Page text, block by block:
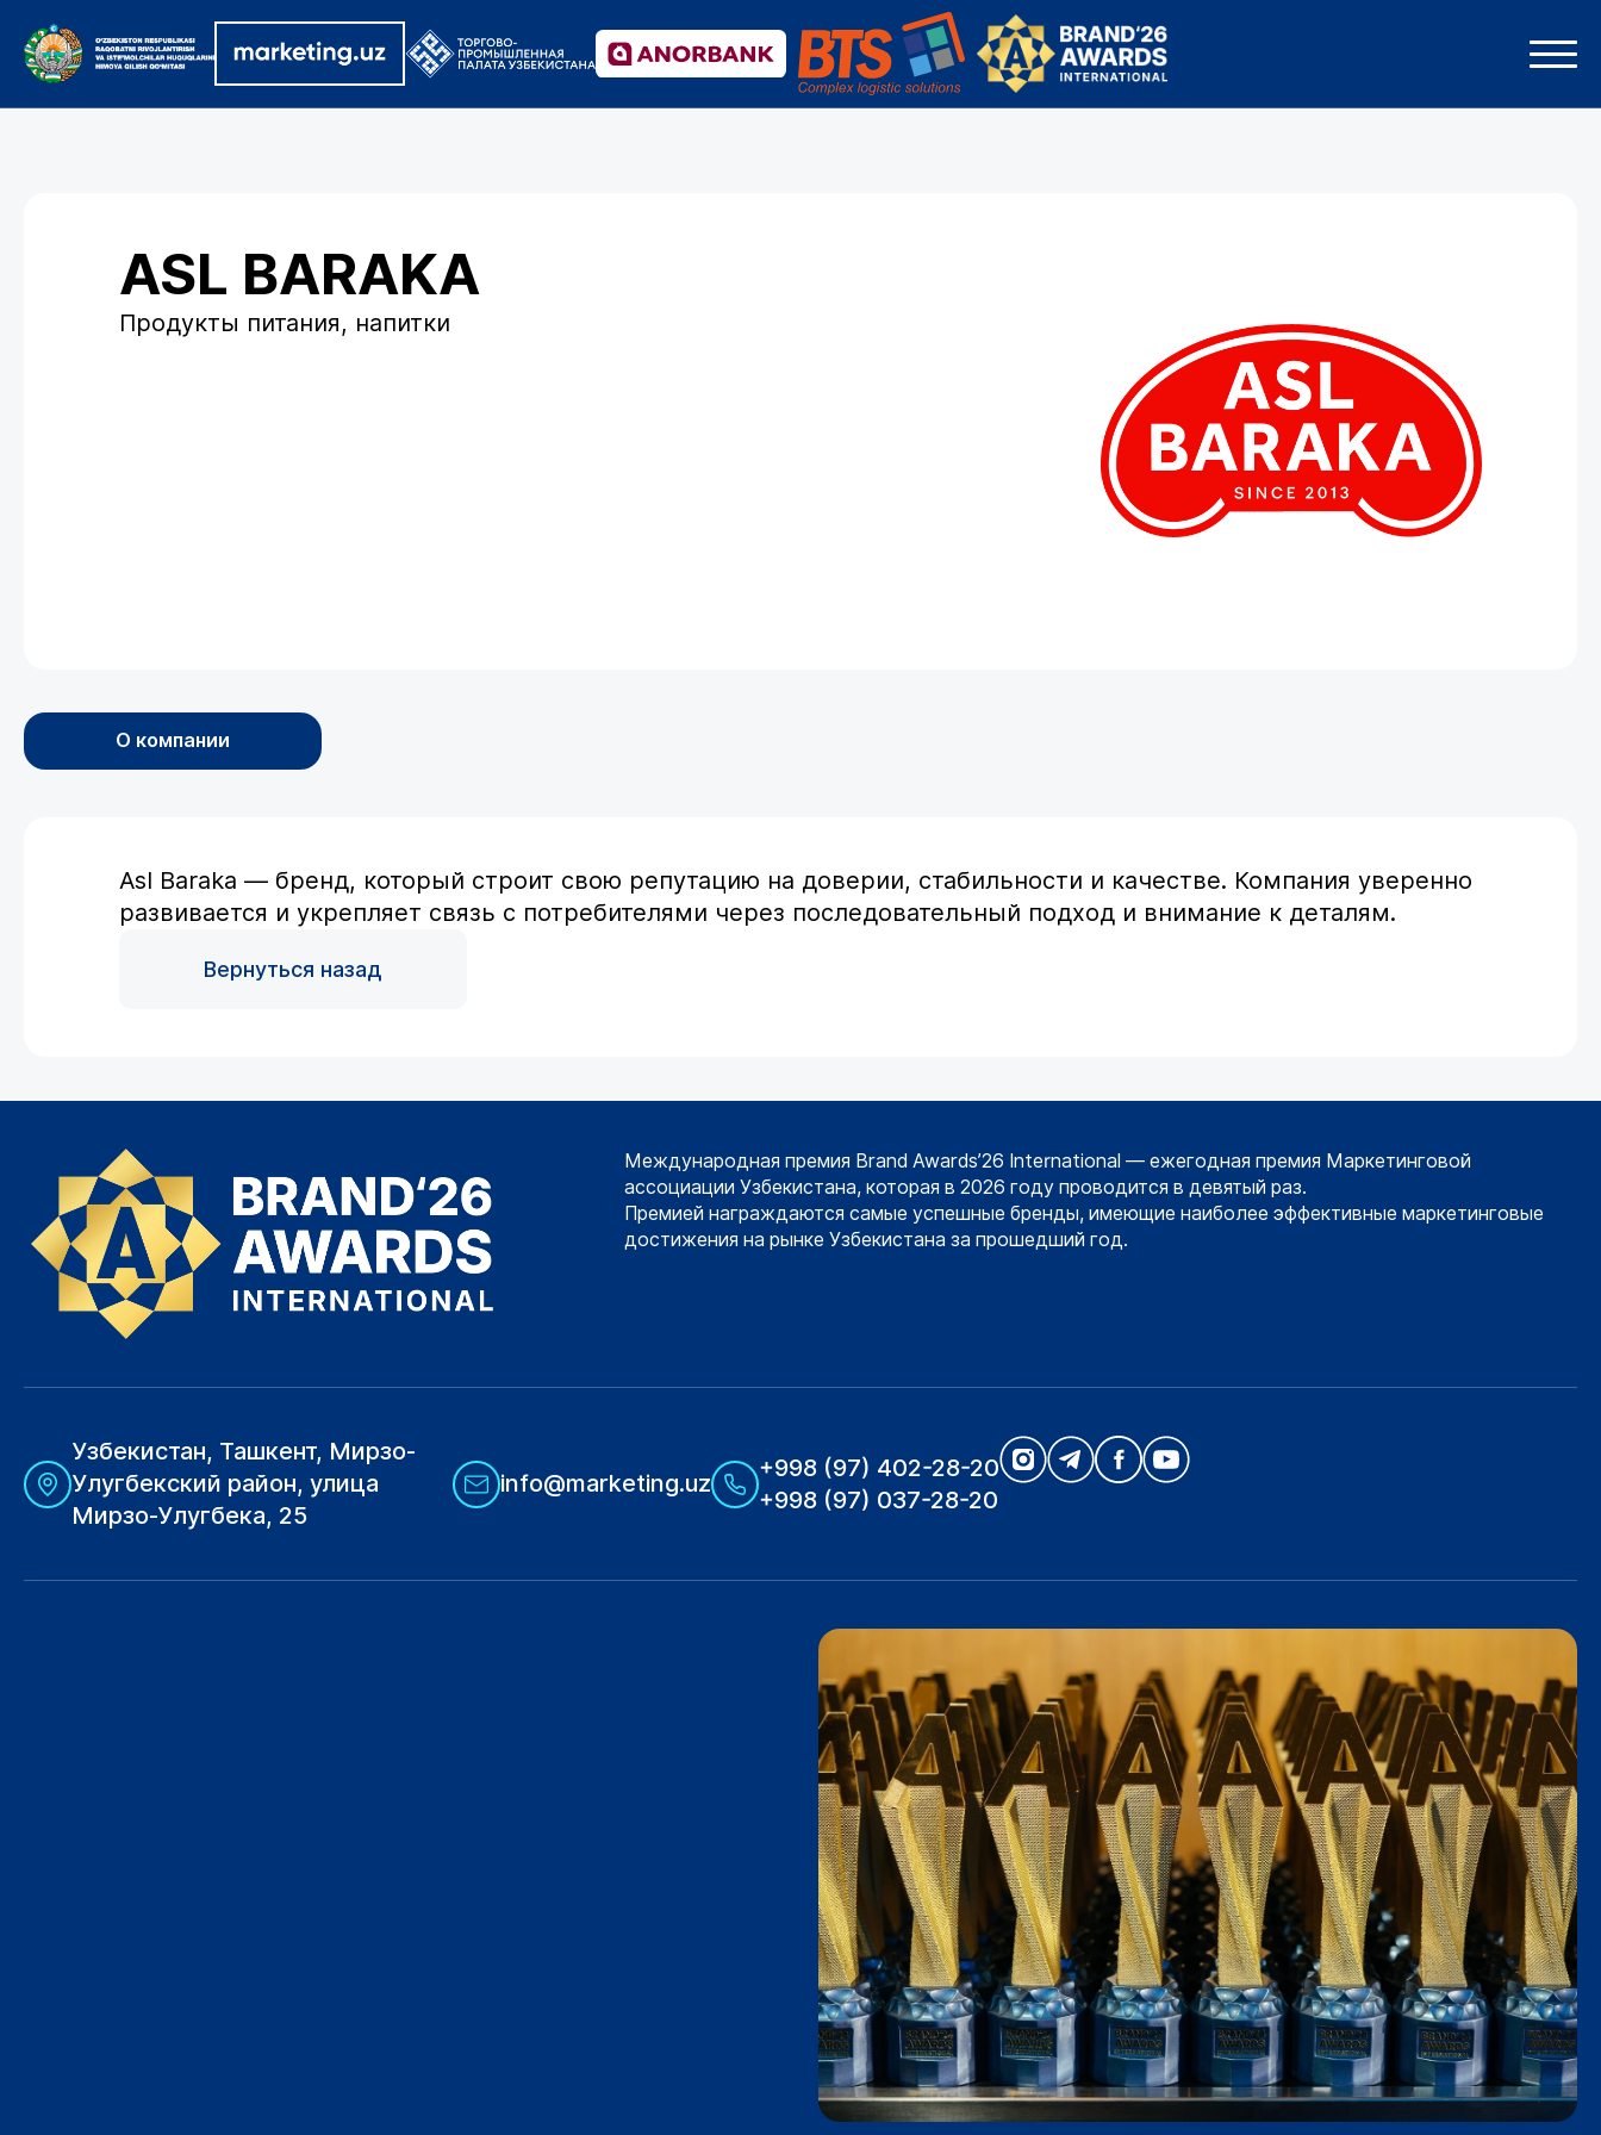
ASL BARAKA
Продукты питания, напитки
О компании
Asl Baraka — бренд, который строит свою репутацию на доверии, стабильности и качестве. Компания уверенно
развивается и укрепляет связь с потребителями через последовательный подход и внимание к деталям.
Вернуться назад
Международная премия Brand Awards’26 International — ежегодная премия Маркетинговой
ассоциации Узбекистана, которая в 2026 году проводится в девятый раз.
Премией награждаются самые успешные бренды, имеющие наиболее эффективные маркетинговые
достижения на рынке Узбекистана за прошедший год.
Узбекистан, Ташкент, Мирзо-
Улугбекский район, улица
Мирзо-Улугбека, 25
info@marketing.uz
+998 (97) 402-28-20
+998 (97) 037-28-20